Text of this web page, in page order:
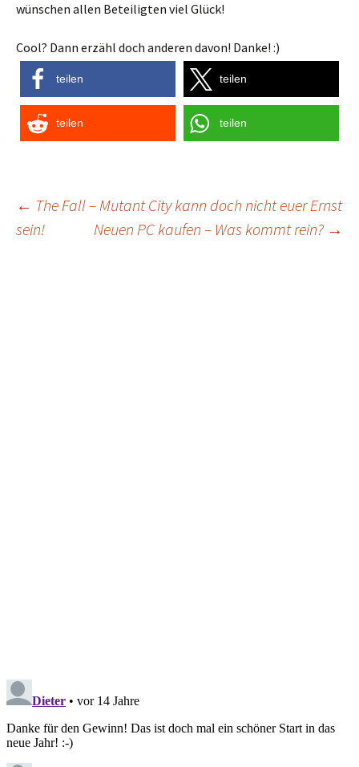
wünschen allen Beteiligten viel Glück!
Cool? Dann erzähl doch anderen davon! Danke! :)
teilen teilen
teilen teilen
Post
← The Fall – Mutant City kann doch nicht euer Ernst
sein!
Neuen PC kaufen – Was kommt rein? →